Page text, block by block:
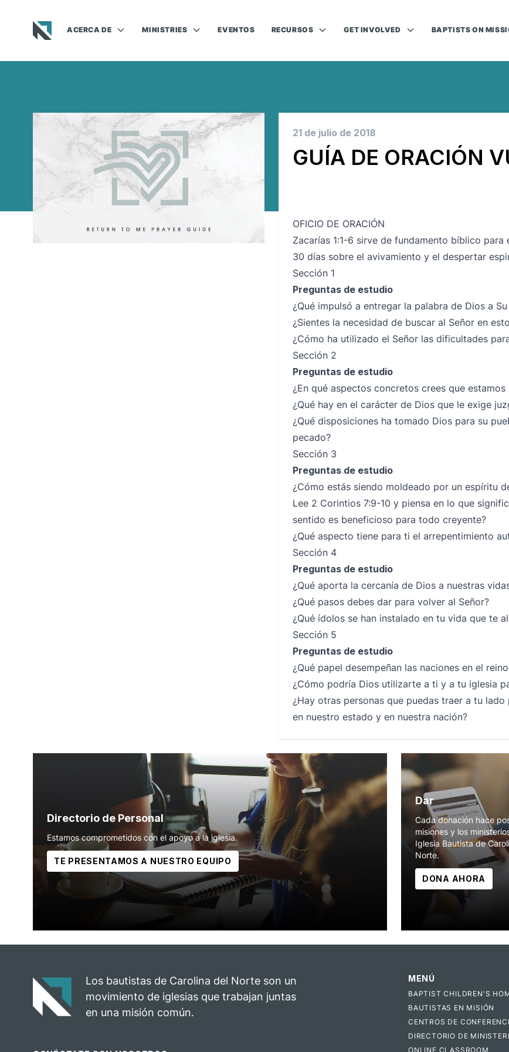
ACERCA DE MINISTRIES EVENTOS RECURSOS GET INVOLVED BAPTISTS ON
21 de julio de 2018
GUÍA DE ORACIÓN
OFICIO DE ORACIÓN
Zacarías 1:1-6 sirve de fundamento bíblico
30 días sobre el avivamiento y el despertar
Sección 1
Preguntas de estudio
¿Qué impulsó a entregar la palabra de Dios a
¿Sientes la necesidad de buscar al Señor en
¿Cómo ha utilizado el Señor las dificultades
Sección 2
Preguntas de estudio
¿En qué aspectos concretos crees que
¿Qué hay en el carácter de Dios que le exige
¿Qué disposiciones ha tomado Dios para su
pecado?
Sección 3
Preguntas de estudio
¿Cómo estás siendo moldeado por un espíritu
Lee 2 Corintios 7:9-10 y piensa en lo que
sentido es beneficioso para todo creyente?
¿Qué aspecto tiene para ti el arrepentimiento
Sección 4
Preguntas de estudio
¿Qué aporta la cercanía de Dios a nuestras
¿Qué pasos debes dar para volver al Señor?
¿Qué ídolos se han instalado en tu vida que te
Sección 5
Preguntas de estudio
¿Qué papel desempeñan las naciones en el
¿Cómo podría Dios utilizarte a ti y a tu iglesia
¿Hay otras personas que puedas traer a tu
en nuestro estado y en nuestra nación?
Directorio de Personal
Estamos comprometidos con el apoyo a la iglesia.
TE PRESENTAMOS A NUESTRO EQUIPO
Dar
Cada donación hace
misiones y los
Iglesia Bautista de
Norte.
DONA AHORA
Los bautistas de Carolina del Norte son un
movimiento de iglesias que trabajan juntas
en una misión común.
MENÚ
BAPTIST CHILDREN'S
BAUTISTAS EN MISIÓN
CENTROS DE
DIRECTORIO DE
ONLINE CLASSROOM